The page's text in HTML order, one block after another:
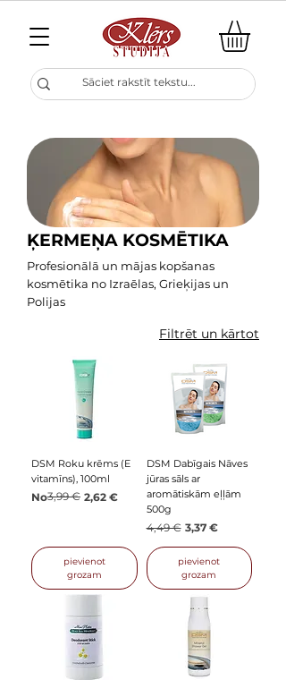
ĶERMEŅA KOSMĒTIKA
Profesionālā un mājas kopšanas
kosmētika no Izraēlas, Grieķijas un
Polijas
Filtrēt un kārtot
DSM Roku krēms (E
vitamīns), 100ml
No
Parastā cena
3,99 € 2,62 €
Izpārdošanas cena
pievienot
grozam
DSM Dabīgais Nāves
jūras sāls ar
aromātiskām eļļām
500g
Parastā cena
4,49 € Izpārdošanas cena
3,37 €
pievienot
grozam